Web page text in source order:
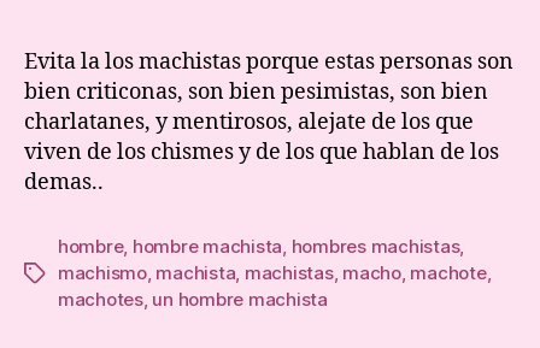
Evita la los machistas porque estas personas son
bien criticonas, son bien pesimistas, son bien
charlatanes, y mentirosos, alejate de los que
viven de los chismes y de los que hablan de los
demas..
Tags
hombre, hombre machista hombres machistas,
machismo, machista machistas, macho, machote,
machotes, un hombre machista